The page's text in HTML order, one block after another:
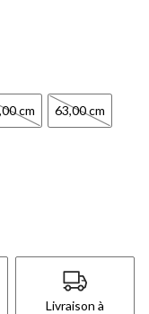
cm 63,00 cm
Livraison à